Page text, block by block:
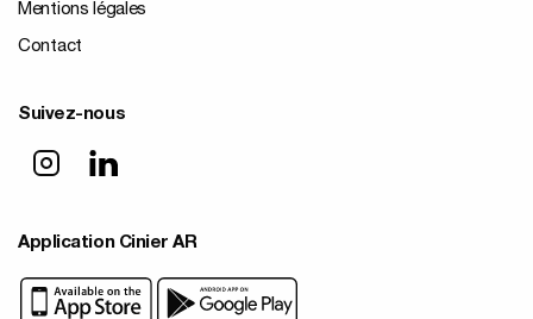
Mentions légales
Contact
Suivez-nous
Application Cinier AR